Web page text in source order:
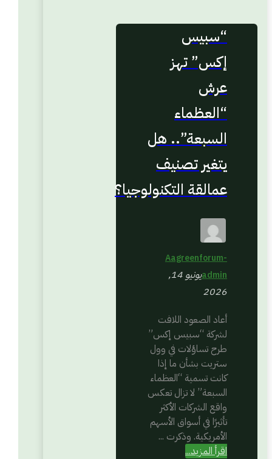
“سبيس
إكس” تهز
عرش
“العظماء
السبعة”.. هل
يتغير تصنيف
عمالقة التكنولوجيا؟
Aagreenforum-
admin
يونيو 14,
2026
أعاد الصعود اللافت
لشركة “سبيس إكس”
طرح تساؤلات في وول
ستريت بشأن ما إذا
كانت تسمية “العظماء
السبعة” لا تزال تعكس
واقع الشركات الأكثر
تأثيرًا في أسواق الأسهم
الأمريكية. وذكرت ...
اقرأ المزيد...